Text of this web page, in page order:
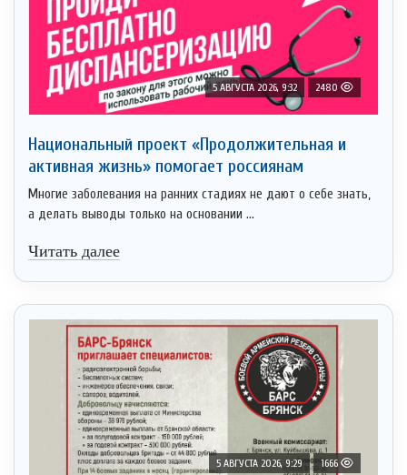
5 АВГУСТА 2026, 9:32 2480
Национальный проект «Продолжительная и
активная жизнь» помогает россиянам
Многие заболевания на ранних стадиях не дают о себе знать,
а делать выводы только на основании ...
Читать далее
5 АВГУСТА 2026, 9:29 1666